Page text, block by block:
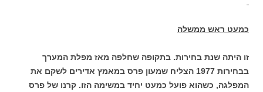
כמעט ראש ממשלה
זו היתה שנת בחירות. בתקופה שחלפה מאז מפלת המערך
בבחירות
1977 הצליח שמעון פרס במאמץ אדירים לשקם את
המפלגה, כשהוא פועל כמעט יחיד במשימה הזו. קרנו של פרס